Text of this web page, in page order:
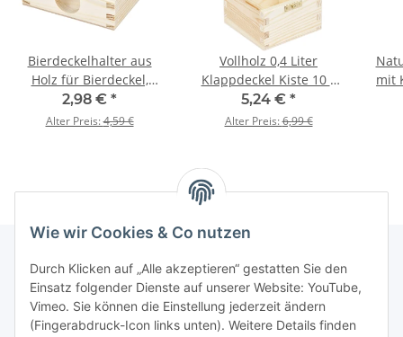
Wie wir Cookies & Co nutzen
Durch Klicken auf „Alle akzeptieren“ gestatten Sie den
Einsatz folgender Dienste auf unserer Website: YouTube,
Vimeo. Sie können die Einstellung jederzeit ändern
(Fingerabdruck-Icon links unten). Weitere Details finden
Bierdeckelhalter aus
Holz für Bierdeckel,
125 × 125 × 45 mm
2,98 € *
Alter Preis:4,59 €
Vollholz 0,4 Liter
Klappdeckel Kiste 10 x
10 x 7,5 cm geschliffen
5,24 € *
Alter Preis:6,99 €
mit
Informationen